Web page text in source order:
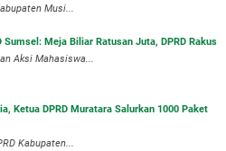
Musi...
Sumsel: Meja Biliar Ratusan Juta, DPRD Rakus
Aksi Mahasiswa...
Ketua DPRD Muratara Salurkan 1000 Paket
Kabupaten...